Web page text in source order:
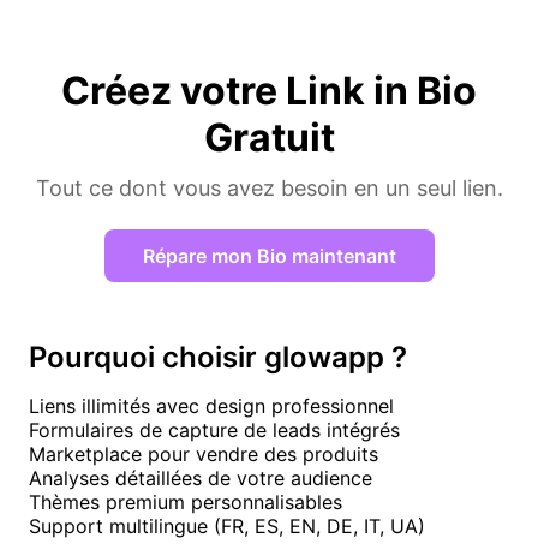
Créez votre Link in Bio
Gratuit
Tout ce dont vous avez besoin en un seul lien.
Répare mon Bio maintenant
Pourquoi choisir glowapp ?
Liens illimités avec design professionnel
Formulaires de capture de leads intégrés
Marketplace pour vendre des produits
Analyses détaillées de votre audience
Thèmes premium personnalisables
Support multilingue (FR, ES, EN, DE, IT, UA)